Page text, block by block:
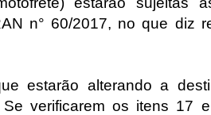
n° 60/2017, no que diz
estarão alterando a
Se verificarem os itens 17